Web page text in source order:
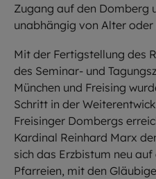
Zugang auf den Domberg
unabhängig von Alter
Mit der Fertigstellung des
des Seminar- und
München und Freising
Schritt in der
Freisinger Dombergs
Kardinal Reinhard Marx
sich das Erzbistum neu
Pfarreien, mit den